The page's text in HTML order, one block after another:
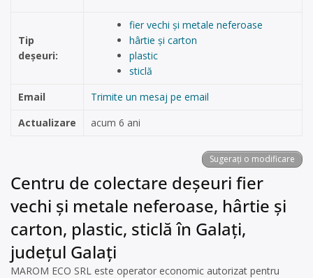
Tip
deșeuri:
fier vechi și metale neferoase
hârtie și carton
plastic
sticlă
Email
Trimite un mesaj pe email
Actualizare
acum 6 ani
Sugerați o modificare
Centru de colectare deșeuri fier
vechi și metale neferoase, hârtie și
carton, plastic, sticlă în Galați,
județul Galați
MAROM ECO SRL este operator economic autorizat pentru